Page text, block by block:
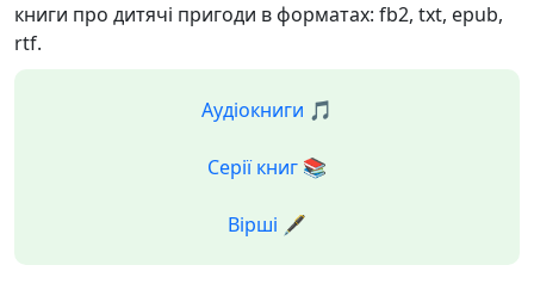
книги про дитячі пригоди в форматах: fb2, txt, epub,
rtf.
Аудіокниги 🎵
Серії книг 📚
Вірші 🖋️